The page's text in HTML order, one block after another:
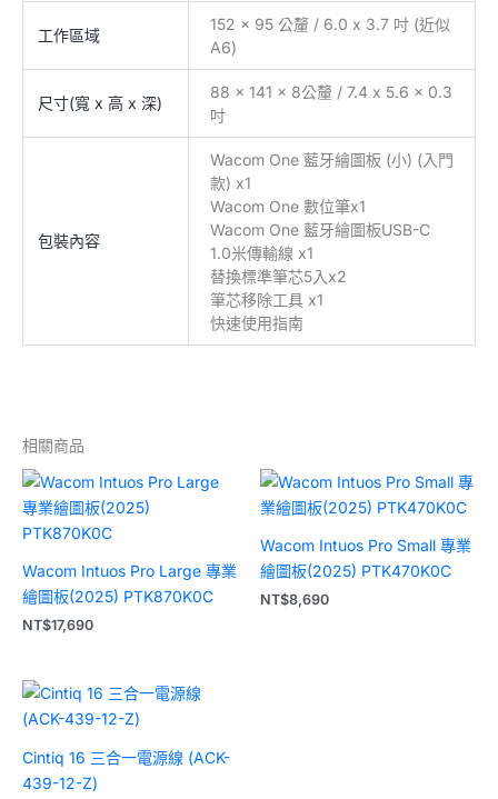
工作區域
152 x 95 公釐 / 6.0 x 3.7 吋 (近似
A6)
尺寸(寬 x 高 x 深)
88 x 141 x 8公釐 / 7.4 x 5.6 x 0.3
吋
包裝內容
Wacom One 藍牙繪圖板 (小) (入門
款) x1
Wacom One 數位筆x1
Wacom One 藍牙繪圖板USB-C
1.0米傳輸線 x1
替換標準筆芯5入x2
筆芯移除工具 x1
快速使用指南
相關商品
Wacom Intuos Pro Large 專業
繪圖板(2025) PTK870K0C
NT$17,690
Wacom Intuos Pro Small 專業
繪圖板(2025) PTK470K0C
NT$8,690
Cintiq 16 三合一電源線 (ACK-
439-12-Z)